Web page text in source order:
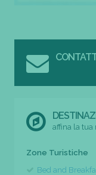
affina la tua
Zone Turistiche
Bed and